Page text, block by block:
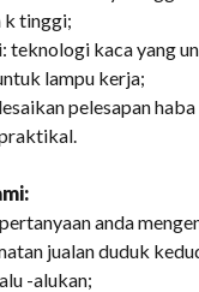
k tinggi;
teknologi kaca yang
lampu kerja;
pelesapan
anda
jualan duduk
-alukan;